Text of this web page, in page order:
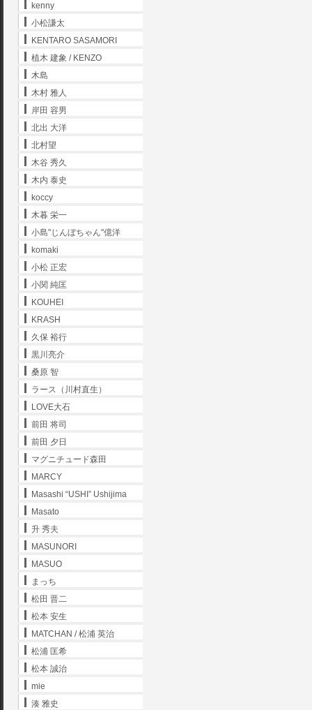
kenny
小松謙太
KENTARO SASAMORI
植木 建象 / KENZO
木島
木村 雅人
岸田 容男
北出 大洋
北村望
木谷 秀久
木内 泰史
koccy
木暮 栄一
小島"じんぼちゃん"億洋
komaki
小松 正宏
小関 純匡
KOUHEI
KRASH
久保 裕行
黒川亮介
桑原 智
ラース（川村直生）
LOVE大石
前田 将司
前田 夕日
マグニチュード森田
MARCY
Masashi “USHI” Ushijima
Masato
升 秀夫
MASUNORI
MASUO
まっち
松田 晋二
松本 安生
MATCHAN / 松浦 英治
松浦 匡希
松本 誠治
mie
湊 雅史